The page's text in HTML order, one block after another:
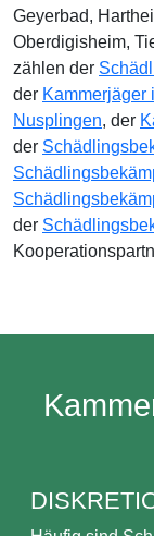
Geyerbad,
Oberdigisheim,
zählen der
der Kammerjäger
Nusplingen, der
der
der